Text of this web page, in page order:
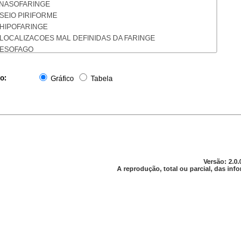
PIRIFORME
MAL DEFINIDAS DA FARINGE
INTESTINO DELGADO
E CANAL ANAL
LOCALIZACOES MAL DEFINIDAS NO APARELHO DIGESTIVO
Gráfico Tabela
Versão:
A reprodução, total ou parcial, das